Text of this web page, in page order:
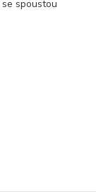
spoustou